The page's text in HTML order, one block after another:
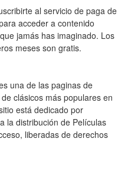
al servicio de paga de
acceder a contenido
jamás has imaginado. Los
meses son gratis.
una de las paginas de
clásicos más populares en
está dedicado por
la distribución de Películas
liberadas de derechos